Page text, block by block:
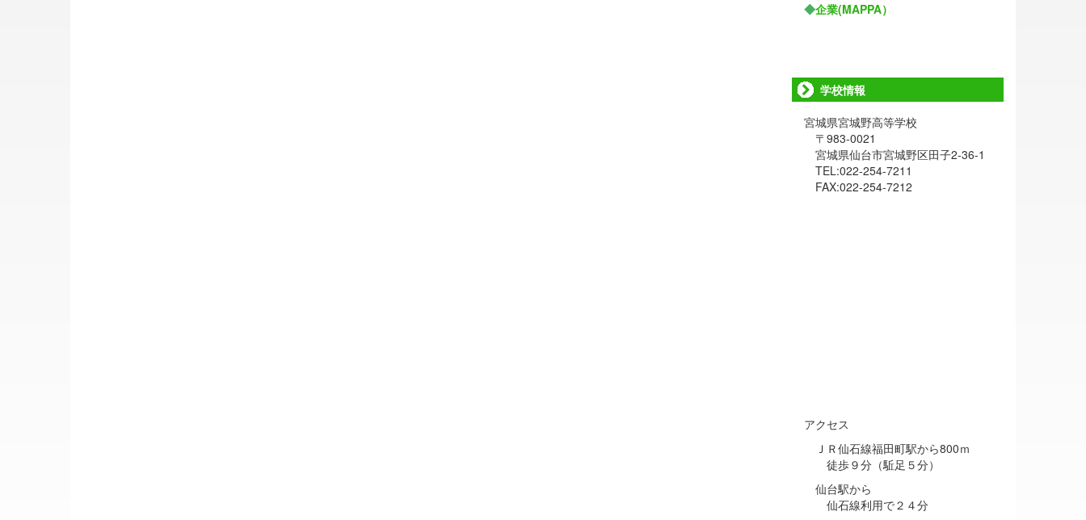
◆企業(MAPPA）
学校情報
宮城県宮城野高等学校
〒983-0021
宮城県仙台市宮城野区田子2-36-1
TEL:022-254-7211
FAX:022-254-7212
アクセス
ＪＲ仙石線福田町駅から800ｍ
徒歩９分（駈足５分）
仙台駅から
仙石線利用で２４分